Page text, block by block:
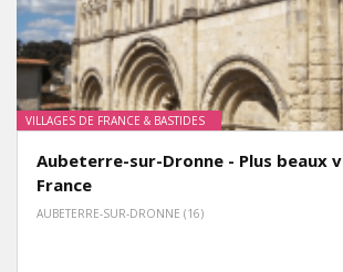
VILLAGES DE FRANCE & BASTIDES
Aubeterre-sur-Dronne - Plus beaux
France
AUBETERRE-SUR-DRONNE (16)